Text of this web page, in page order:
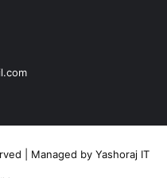
| Managed by Yashoraj IT